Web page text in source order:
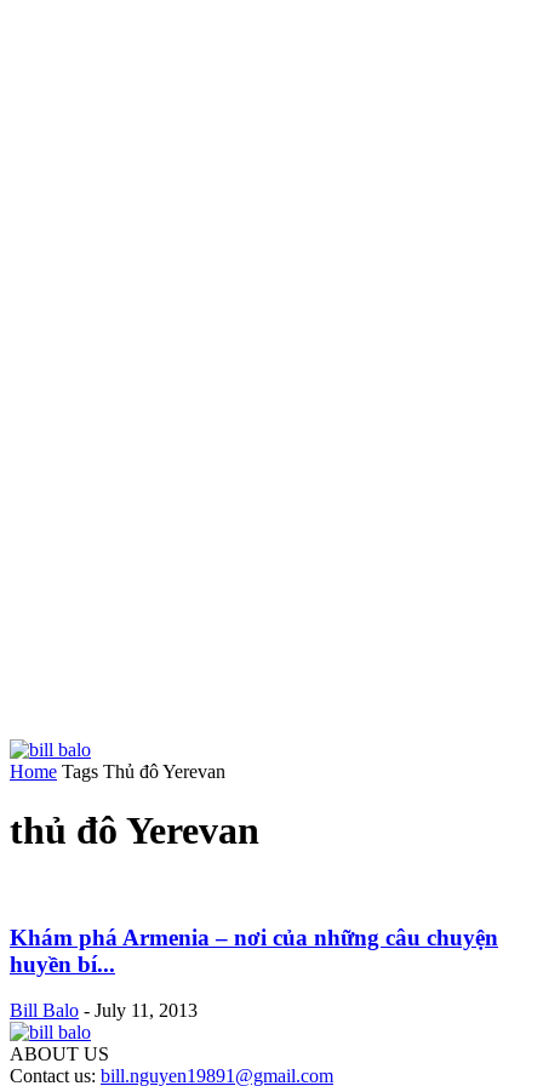
Home Tags Thủ đô Yerevan
thủ đô Yerevan
Khám phá Armenia – nơi của những câu chuyện
huyền bí...
Bill Balo - July 11, 2013
ABOUT US
Contact us: bill.nguyen19891@gmail.com